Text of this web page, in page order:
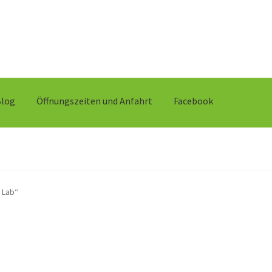
Öffnungszeiten und Anfahrt Facebook